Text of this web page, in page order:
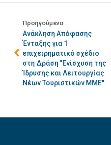
Προηγούμενο
Ανάκληση Απόφασης
Ένταξης για 1
επιχειρηματικό σχέδιο
στη Δράση "Ενίσχυση της
Ίδρυσης και Λειτουργίας
Νέων Τουριστικών ΜΜΕ"